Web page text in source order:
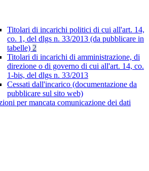
Titolari di incarichi politici di cui all'art. 14,
co. 1, del dlgs n. 33/2013 (da pubblicare in
tabelle) 2
Titolari di incarichi di amministrazione, di
direzione o di governo di cui all'art. 14, co.
1-bis, del dlgs n. 33/2013
Cessati dall'incarico (documentazione da
pubblicare sul sito web)
per mancata comunicazione dei dati